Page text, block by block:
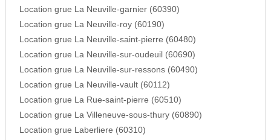
Location grue La Neuville-garnier (60390)
Location grue La Neuville-roy (60190)
Location grue La Neuville-saint-pierre (60480)
Location grue La Neuville-sur-oudeuil (60690)
Location grue La Neuville-sur-ressons (60490)
Location grue La Neuville-vault (60112)
Location grue La Rue-saint-pierre (60510)
Location grue La Villeneuve-sous-thury (60890)
Location grue Laberliere (60310)